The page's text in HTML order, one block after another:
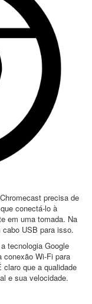
precisa de
conectá-lo à
em uma tomada. Na
USB para isso.
tecnologia Google
conexão Wi-Fi para
que a qualidade
e sua velocidade.